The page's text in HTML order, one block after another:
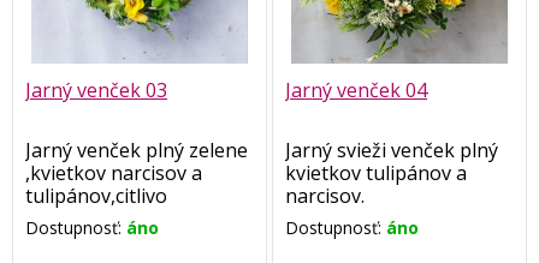
Jarný venček 03
Jarný venček plný zelene
,kvietkov narcisov a
tulipánov,citlivo
vyaranžovaných možno
práve pre Vás.
Dostupnosť: áno
Jarný venček 04
Jarný svieži venček plný
kvietkov tulipánov a
narcisov.
Rozmer venčeka je cca
35 cm.
Dostupnosť: áno